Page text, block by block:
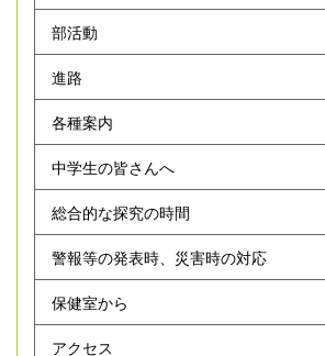
部活動
進路
各種案内
中学生の皆さんへ
総合的な探究の時間
警報等の発表時、災害時の対応
保健室から
アクセス